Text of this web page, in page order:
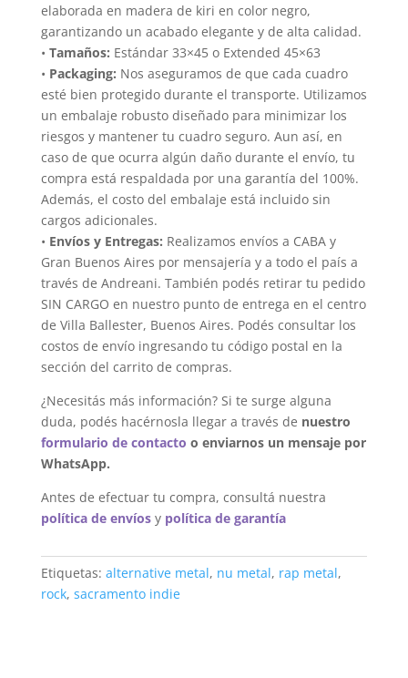
elaborada en madera de kiri en color negro,
garantizando un acabado elegante y de alta calidad.
• Tamaños: Estándar 33×45 o Extended 45×63
• Packaging: Nos aseguramos de que cada cuadro
esté bien protegido durante el transporte. Utilizamos
un embalaje robusto diseñado para minimizar los
riesgos y mantener tu cuadro seguro. Aun así, en
caso de que ocurra algún daño durante el envío, tu
compra está respaldada por una garantía del 100%.
Además, el costo del embalaje está incluido sin
cargos adicionales.
• Envíos y Entregas: Realizamos envíos a CABA y
Gran Buenos Aires por mensajería y a todo el país a
través de Andreani. También podés retirar tu pedido
SIN CARGO en nuestro punto de entrega en el centro
de Villa Ballester, Buenos Aires. Podés consultar los
costos de envío ingresando tu código postal en la
sección del carrito de compras.
¿Necesitás más información? Si te surge alguna
duda, podés hacérnosla llegar a través de nuestro
formulario de contacto o enviarnos un mensaje por
WhatsApp.
Antes de efectuar tu compra, consultá nuestra
política de envíosy política de garantía
Etiquetas: alternative metal, nu metal, rap metal,
rock, sacramento indie